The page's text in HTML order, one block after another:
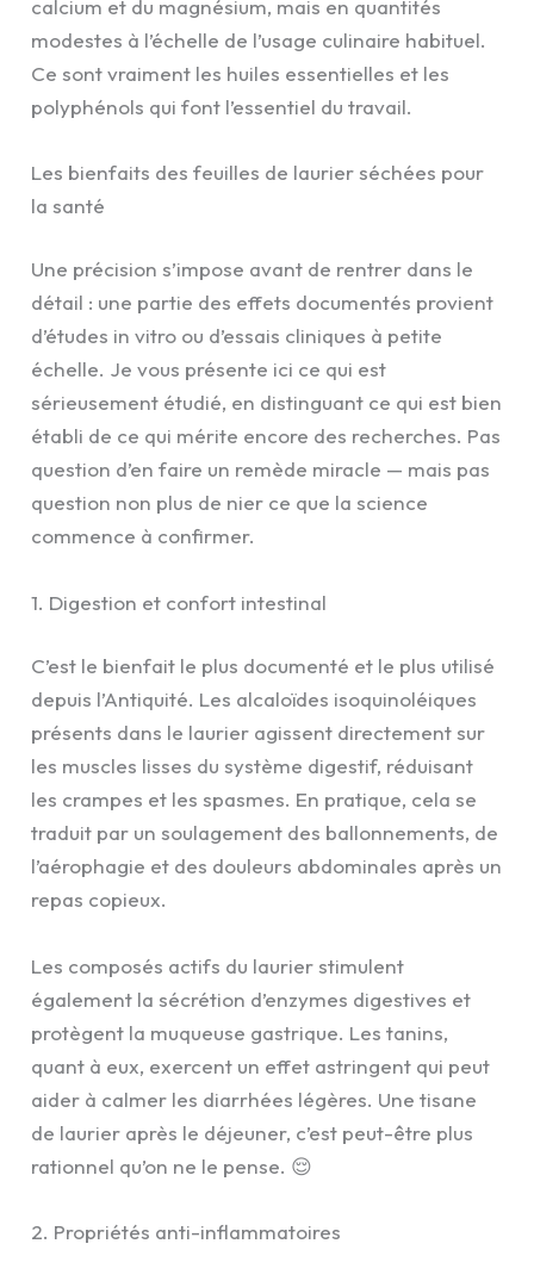
calcium et du magnésium, mais en quantités
modestes à l’échelle de l’usage culinaire habituel.
Ce sont vraiment les huiles essentielles et les
polyphénols qui font l’essentiel du travail.
Les bienfaits des feuilles de laurier séchées pour
la santé
Une précision s’impose avant de rentrer dans le
détail : une partie des effets documentés provient
d’études in vitro ou d’essais cliniques à petite
échelle. Je vous présente ici ce qui est
sérieusement étudié, en distinguant ce qui est bien
établi de ce qui mérite encore des recherches. Pas
question d’en faire un remède miracle — mais pas
question non plus de nier ce que la science
commence à confirmer.
1. Digestion et confort intestinal
C’est le bienfait le plus documenté et le plus utilisé
depuis l’Antiquité. Les alcaloïdes isoquinoléiques
présents dans le laurier agissent directement sur
les muscles lisses du système digestif, réduisant
les crampes et les spasmes. En pratique, cela se
traduit par un soulagement des ballonnements, de
l’aérophagie et des douleurs abdominales après un
repas copieux.
Les composés actifs du laurier stimulent
également la sécrétion d’enzymes digestives et
protègent la muqueuse gastrique. Les tanins,
quant à eux, exercent un effet astringent qui peut
aider à calmer les diarrhées légères. Une tisane
de laurier après le déjeuner, c’est peut-être plus
rationnel qu’on ne le pense. 😌
2. Propriétés anti-inflammatoires